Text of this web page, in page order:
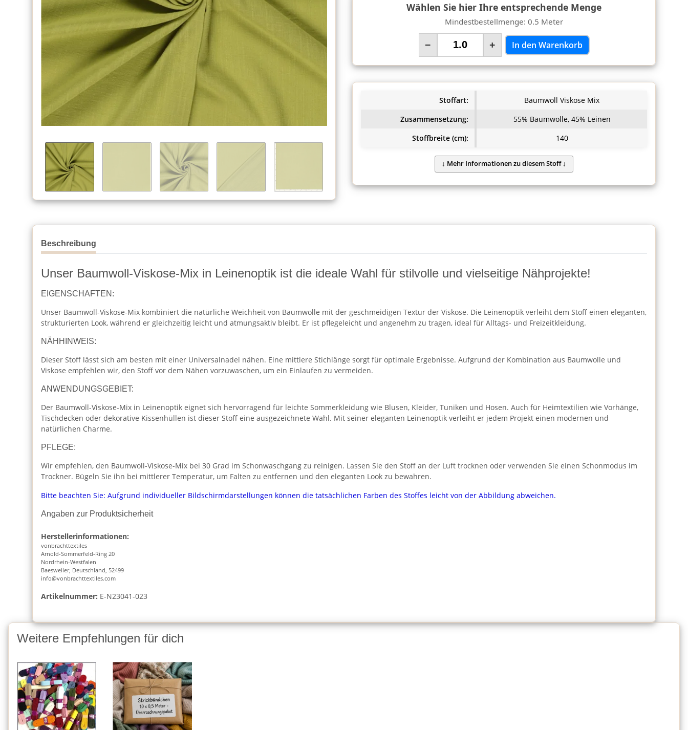
Wählen Sie hier Ihre entsprechende Menge
Mindestbestellmenge: 0.5 Meter
− + In den Warenkorb
Stoffart:
Baumwoll Viskose Mix
Zusammensetzung:
55% Baumwolle, 45% Leinen
Stoffbreite (cm):
140
Beschreibung
Unser Baumwoll-Viskose-Mix in Leinenoptik ist die ideale Wahl für stilvolle und vielseitige Nähprojekte!
EIGENSCHAFTEN:
Unser Baumwoll-Viskose-Mix kombiniert die natürliche Weichheit von Baumwolle mit der geschmeidigen Textur der Viskose. Die Leinenoptik verleiht dem Stoff einen eleganten,
strukturierten Look, während er gleichzeitig leicht und atmungsaktiv bleibt. Er ist pflegeleicht und angenehm zu tragen, ideal für Alltags- und Freizeitkleidung.
NÄHHINWEIS:
Dieser Stoff lässt sich am besten mit einer Universalnadel nähen. Eine mittlere Stichlänge sorgt für optimale Ergebnisse. Aufgrund der Kombination aus Baumwolle und
Viskose empfehlen wir, den Stoff vor dem Nähen vorzuwaschen, um ein Einlaufen zu vermeiden.
ANWENDUNGSGEBIET:
Der Baumwoll-Viskose-Mix in Leinenoptik eignet sich hervorragend für leichte Sommerkleidung wie Blusen, Kleider, Tuniken und Hosen. Auch für Heimtextilien wie Vorhänge,
Tischdecken oder dekorative Kissenhüllen ist dieser Stoff eine ausgezeichnete Wahl. Mit seiner eleganten Leinenoptik verleiht er jedem Projekt einen modernen und
natürlichen Charme.
PFLEGE:
Wir empfehlen, den Baumwoll-Viskose-Mix bei 30 Grad im Schonwaschgang zu reinigen. Lassen Sie den Stoff an der Luft trocknen oder verwenden Sie einen Schonmodus im
Trockner. Bügeln Sie ihn bei mittlerer Temperatur, um Falten zu entfernen und den eleganten Look zu bewahren.
Bitte beachten Sie: Aufgrund individueller Bildschirmdarstellungen können die tatsächlichen Farben des Stoffes leicht von der Abbildung abweichen.
Angaben zur Produktsicherheit
Herstellerinformationen:
vonbrachttextiles
Arnold-Sommerfeld-Ring 20
Nordrhein-Westfalen
Baesweiler, Deutschland, 52499
info@vonbrachttextiles.com
Artikelnummer: E-N23041-023
Weitere Empfehlungen für dich